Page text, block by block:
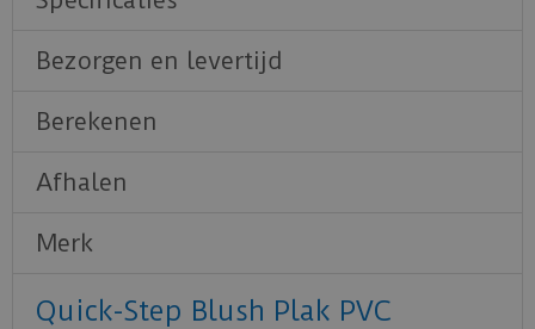
Bezorgen en levertijd
Berekenen
Afhalen
Merk
Quick-Step Blush Plak PVC